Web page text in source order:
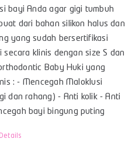
bayi Anda agar gigi tumbuh
dari bahan silikon halus dan
yang sudah bersertifikasi
secara klinis dengan size S dan
Baby Huki yang
: - Mencegah Maloklusi
dan rahang) - Anti kolik - Anti
bayi bingung puting
Details